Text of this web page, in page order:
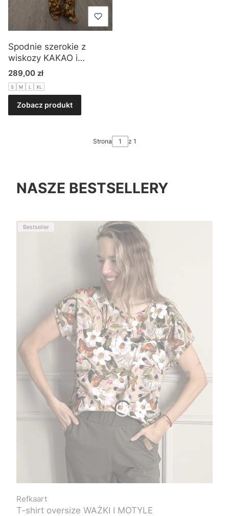
Spodnie szerokie z
wiskozy KAKAO i
WANILIA
Cena
289,00 zł
S M L XL
Zobacz produkt
Strona z 1
NASZE BESTSELLERY
Bestseller
T-shirt oversize WAŻKI I MOTYLE
Refkaart